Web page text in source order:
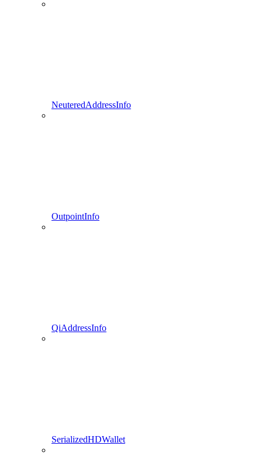
NeuteredAddressInfo
OutpointInfo
QiAddressInfo
SerializedHDWallet